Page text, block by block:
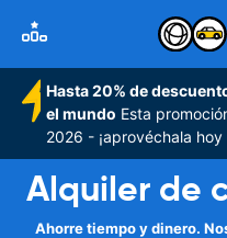
Hasta 20% de
el mundo Esta
2026 - ¡aprovéchala hoy
Alquiler de
Ahorre tiempo y dinero.